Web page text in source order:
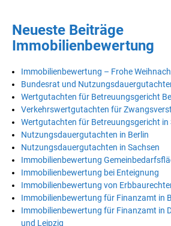
Neueste Beiträge
Immobilienbewertung
Immobilienbewertung – Frohe
Bundesrat und
Wertgutachten für Betreuungsgericht
Verkehrswertgutachten für
Wertgutachten für Betreuungsgericht in
Nutzungsdauergutachten in Berlin
Nutzungsdauergutachten in Sachsen
Immobilienbewertung
Immobilienbewertung bei Enteignung
Immobilienbewertung von
Immobilienbewertung für Finanzamt in
Immobilienbewertung für Finanzamt in
und Leipzig